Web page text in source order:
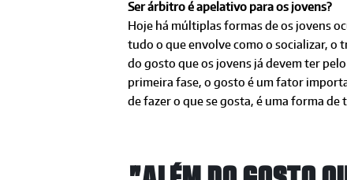
Ser árbitro é apelativo para os jovens?
Hoje há múltiplas formas de os jovens
tudo o que envolve como o socializar, o
do gosto que os jovens já devem ter
primeira fase, o gosto é um fator
de fazer o que se gosta, é uma forma